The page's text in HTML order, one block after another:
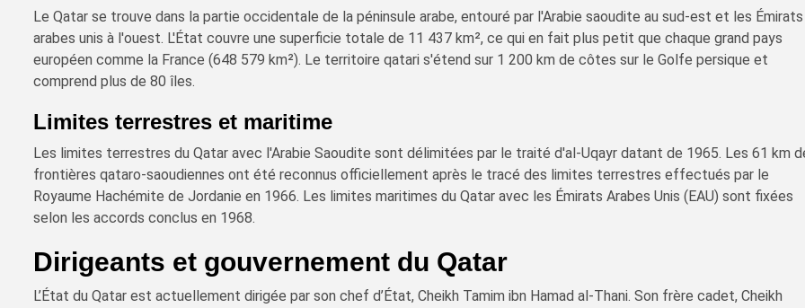
Le Qatar se trouve dans la partie occidentale de la péninsule arabe, entouré par l'Arabie saoudite au sud-est et les Émirats
arabes unis à l'ouest. L'État couvre une superficie totale de 11 437 km², ce qui en fait plus petit que chaque grand pays
européen comme la France (648 579 km²). Le territoire qatari s'étend sur 1 200 km de côtes sur le Golfe persique et
comprend plus de 80 îles.
Limites terrestres et maritime
Les limites terrestres du Qatar avec l'Arabie Saoudite sont délimitées par le traité d'al-Uqayr datant de 1965. Les 61 km
frontières qataro-saoudiennes ont été reconnus officiellement après le tracé des limites terrestres effectués par le
Royaume Hachémite de Jordanie en 1966. Les limites maritimes du Qatar avec les Émirats Arabes Unis (EAU) sont fixées
selon les accords conclus en 1968.
Dirigeants et gouvernement du Qatar
L’État du Qatar est actuellement dirigée par son chef d’État, Cheikh Tamim ibn Hamad al-Thani. Son frère cadet, Cheikh